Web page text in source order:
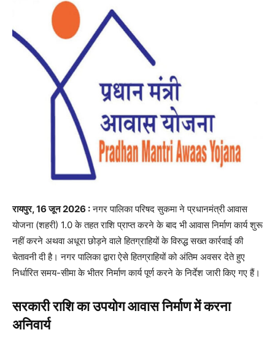
रायपुर, 16 जून 2026 :नगर पालिका परिषद सुकमा ने प्रधानमंत्री आवास
योजना (शहरी) 1.0 के तहत राशि प्राप्त करने के बाद भी आवास निर्माण कार्य शुरू
नहीं करने अथवा अधूरा छोड़ने वाले हितग्राहियों के विरुद्ध सख्त कार्रवाई की
चेतावनी दी है। नगर पालिका द्वारा ऐसे हितग्राहियों को अंतिम अवसर देते हुए
निर्धारित समय-सीमा के भीतर निर्माण कार्य पूर्ण करने के निर्देश जारी किए गए हैं।
सरकारी राशि का उपयोग आवास निर्माण में करना
अनिवार्य